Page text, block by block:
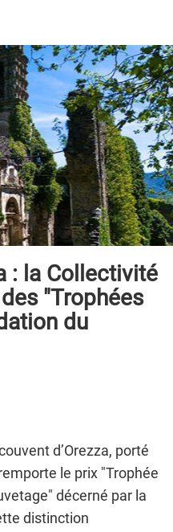
: la Collectivité
"Trophées
du
d’Orezza, porté
le prix "Trophée
décerné par la
distinction